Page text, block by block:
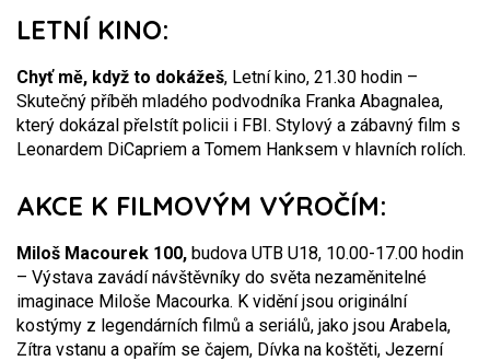
LETNÍ KINO:
Chyť mě, když to dokážeš, Letní kino, 21.30 hodin –
Skutečný příběh mladého podvodníka Franka Abagnalea,
který dokázal přelstít policii i FBI. Stylový a zábavný film s
Leonardem DiCapriem a Tomem Hanksem v hlavních rolích.
AKCE K FILMOVÝM VÝROČÍM:
Miloš Macourek 100, budova UTB U18, 10.00-17.00 hodin
– Výstava zavádí návštěvníky do světa nezaměnitelné
imaginace Miloše Macourka. K vidění jsou originální
kostýmy z legendárních filmů a seriálů, jako jsou Arabela,
Zítra vstanu a opařím se čajem, Dívka na koštěti, Jezerní